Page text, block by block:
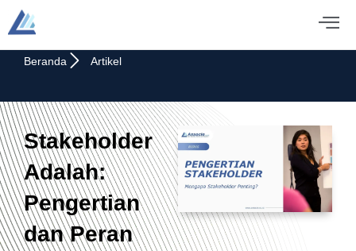
Beranda Artikel
Stakeholder
Adalah:
Pengertian
dan Peran